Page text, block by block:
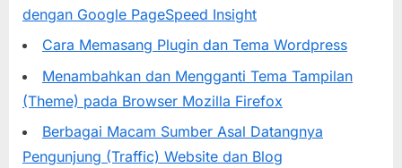
dengan Google PageSpeed Insight
Cara Memasang Plugin dan Tema Wordpress
Menambahkan dan Mengganti Tema Tampilan
(Theme) pada Browser Mozilla Firefox
Berbagai Macam Sumber Asal Datangnya
Pengunjung (Traffic) Website dan Blog